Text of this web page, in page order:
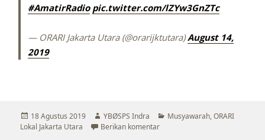
#AmatirRadio pic.twitter.com/lZYw3GnZTc
— ORARI Jakarta Utara (@orarijktutara)August 14,
2019
Diposkan
pada
18 Agustus 2019 Penulis
YBØSPS Indra Kategori
Musyawarah,ORARI
Lokal Jakarta Utara
Berikan komentaruntuk Orari Lokal Jakarta